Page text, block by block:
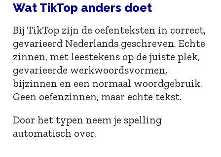
Wat TikTop anders doet
Bij TikTop zijn de oefenteksten in correct,
gevarieerd Nederlands geschreven. Echte
zinnen, met leestekens op de juiste plek,
gevarieerde werkwoordsvormen,
bijzinnen en een normaal woordgebruik.
Geen oefenzinnen, maar echte tekst.
Door het typen neem je spelling
automatisch over.